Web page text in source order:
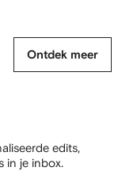
Ontdek meer
edits,
in je inbox.